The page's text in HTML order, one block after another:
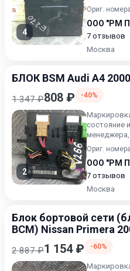
4
от 14 до 30
Ориг. номера
ООО "РМ
7 отзывов
Москва
БЛОК BSM Audi A4
1 347 ₽808 ₽ -40%
2
состояние
дней.
Ориг. номера
ООО "РМ
7 отзывов
Москва
Блок бортовой сети
BCM) Nissan Primera
2 887 ₽1 154 ₽ -60%